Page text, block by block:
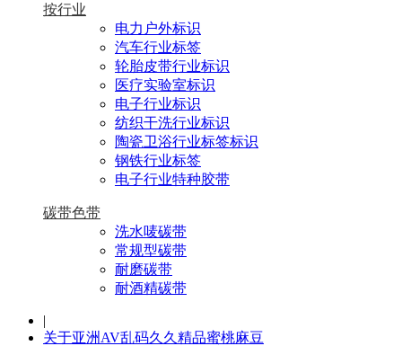
按行业
电力户外标识
汽车行业标签
轮胎皮带行业标识
医疗实验室标识
电子行业标识
纺织干洗行业标识
陶瓷卫浴行业标签标识
钢铁行业标签
电子行业特种胶带
碳带色带
洗水唛碳带
常规型碳带
耐磨碳带
耐酒精碳带
|
关于亚洲AV乱码久久精品蜜桃麻豆